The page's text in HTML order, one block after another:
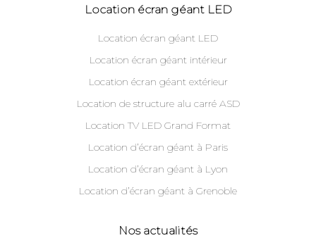
Location écran géant LED
Location écran géant LED
Location écran géant intérieur
Location écran géant extérieur
Location de structure alu carré ASD
Location TV LED Grand Format
Location d’écran géant à Paris
Location d’écran géant à Lyon
Location d’écran géant à Grenoble
Nos actualités